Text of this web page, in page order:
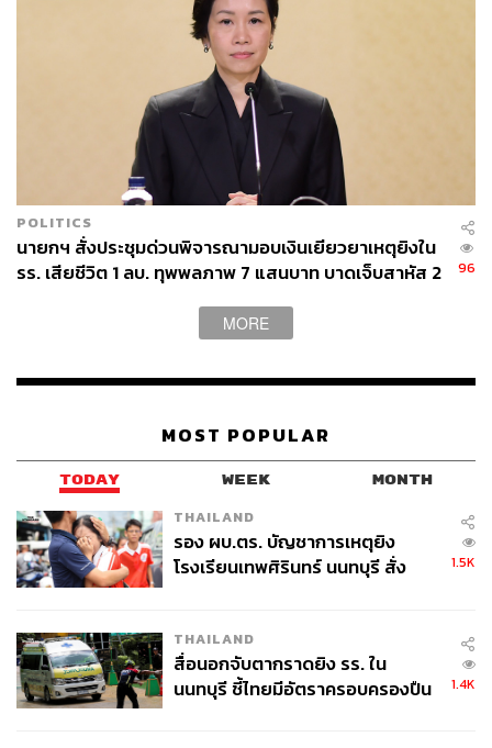
จึงตั้งใจจะปล่อยเช่าคอมพิวเตอร์ให้กับกรมตำรวจ แต่ลูกค้า
รายแรกๆ กลับเป็น การรถไฟแห่งประเทศไทย และ
จุฬาลงกรณ์มหาวิทยาลัย และเมื่อธุรกิจขยายใหญ่โตมากขึ้น
จึงได้ก่อตั้ง บริษัท ชินวัตร คอมพิวเตอร์ จำกัด ในปี 2526 ก่อน
จะเปลี่ยนชื่อเป็นบริษัท ชิน คอร์ปอเรชั่น
จากการอยู่กับธุรกิจคอมพิวเตอร์ที่เติบโตก้าวหน้าขึ้นเรื่อยๆ ก็
นำพามาสู่กิจการการสื่อสารแบบไร้สายคือ ‘เพจเจอร์’ หรือ
‘แพคลิงก์’ ที่ล้ำสมัยกว่าคอมพิวเตอร์ขึ้นมาอีกขั้น โดยในปี
2529
ได้ร่วมลงทุนกับบริษัท แปซิฟิก เทเลซิส อินเตอร์เนชั่นแนล
จิเนียริ่ง และชนะสัมปทานให้บริการเพจเจอร์ จากการสื่อสาร
จากที่กรุงเทพมหานคร และปริมณฑล
แต่ก็เกิดปัญหาเกี่ยวกับการขยายกิจการ ทำให้ต้องขายหุ้นใน
บริษัทแพคลิงก์ภายในปีเดียวกัน และกลับมาพัฒนา สร้าง
ธุรกิจใหม่ของตัวเอง โดยก่อตั้งบริษัท ดิจิทัล เพจจิ้ง เซอร์วิส
ในปี 2533 และชนะสัมปทาน Cellular 900 MHz จากองค์การ
โทรศัพท์แห่งประเทศไทย ก่อนจะเปลี่ยนชื่อเป็น ‘ชินวัตร เพจ
ชินวัตร เพจจิ้ง ได้เปิดตัวเพจเจอร์แบรนด์ใหม่ชื่อ ‘โฟนลิงก์’
และกลายเป็นคู่แข่งทางการค้าของแพคลิงก์ไปโดยปริยาย
POLITICS
นายกฯ สั่งประชุมด่วนพิจารณามอบเงินเยียวยาเหตุยิงใน
รร. เสียชีวิต 1 ลบ. ทุพพลภาพ 7 แสนบาท บาดเจ็บสาหัส 2
96
MORE
MOST POPULAR
TODAY WEEK MONTH
THAILAND
รอง ผบ.ตร. บัญชาการเหตุยิง
โรงเรียนเทพศิรินทร์ นนทบุรี สั่ง
1.5K
THAILAND
สื่อนอกจับตากราดยิง รร. ใน
นนทบุรี ชี้ไทยมีอัตราครอบครองปืน
1.4K